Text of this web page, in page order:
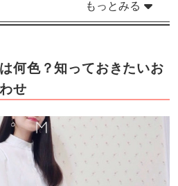
もっとみる
何色？知っておきたいお
せ